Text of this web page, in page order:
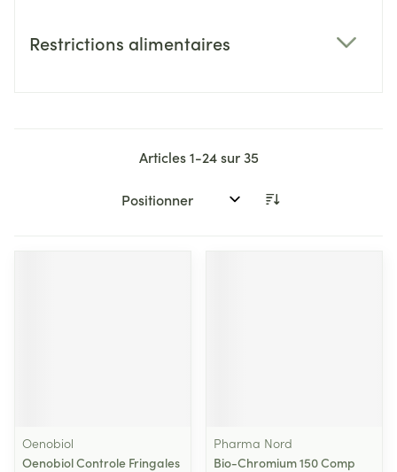
Restrictions alimentaires
Articles1-24sur35
Trier par:
Oenobiol
Oenobiol Controle Fringales
Pharma Nord
Bio-Chromium 150 Comp